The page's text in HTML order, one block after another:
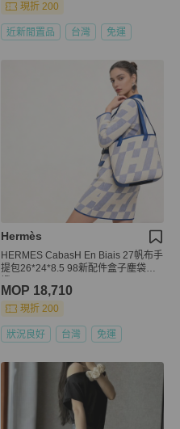
現折 200
近新閒置品 台灣 免運
Hermès
HERMES CabasH En Biais 27帆布手
提包26*24*8.5 98新配件盒子塵袋購
MOP 18,710
現折 200
狀況良好 台灣 免運